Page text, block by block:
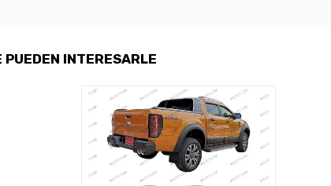
PUEDEN INTERESARLE